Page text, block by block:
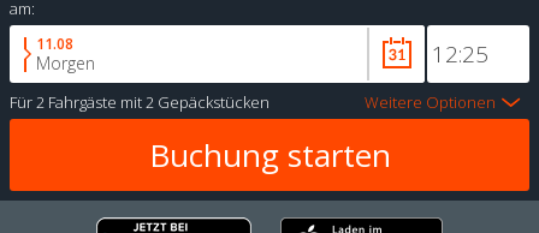
am:
11.08
Morgen
Für2 Fahrgäste mit2 Gepäckstücken Weitere Optionen